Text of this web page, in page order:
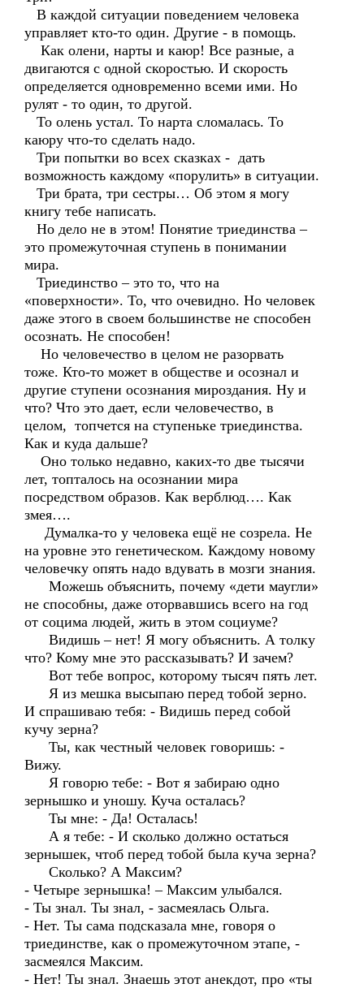
В каждой ситуации поведением человека
управляет кто-то один. Другие - в помощь.
Как олени, нарты и каюр! Все разные, а
двигаются с одной скоростью. И скорость
определяется одновременно всеми ими. Но
рулят - то один, то другой.
То олень устал. То нарта сломалась. То
каюру что-то сделать надо.
Три попытки во всех сказках - дать
возможность каждому «порулить» в ситуации.
Три брата, три сестры… Об этом я могу
книгу тебе написать.
Но дело не в этом! Понятие триединства –
это промежуточная ступень в понимании
мира.
Триединство – это то, что на
«поверхности». То, что очевидно. Но человек
даже этого в своем большинстве не способен
осознать. Не способен!
Но человечество в целом не разорвать
тоже. Кто-то может в обществе и осознал и
другие ступени осознания мироздания. Ну и
что? Что это дает, если человечество, в
целом, топчется на ступеньке триединства.
Как и куда дальше?
Оно только недавно, каких-то две тысячи
лет, топталось на осознании мира
посредством образов. Как верблюд…. Как
змея….
Думалка-то у человека ещё не созрела. Не
на уровне это генетическом. Каждому новому
человечку опять надо вдувать в мозги знания.
Можешь объяснить, почему «дети маугли»
не способны, даже оторвавшись всего на год
от социма людей, жить в этом социуме?
Видишь – нет! Я могу объяснить. А толку
что? Кому мне это рассказывать? И зачем?
Вот тебе вопрос, которому тысяч пять лет.
Я из мешка высыпаю перед тобой зерно.
И спрашиваю тебя: - Видишь перед собой
кучу зерна?
Ты, как честный человек говоришь: -
Вижу.
Я говорю тебе: - Вот я забираю одно
зернышко и уношу. Куча осталась?
Ты мне: - Да! Осталась!
А я тебе: - И сколько должно остаться
зернышек, чтоб перед тобой была куча зерна?
Сколько? А Максим?
- Четыре зернышка! – Максим улыбался.
- Ты знал. Ты знал, - засмеялась Ольга.
- Нет. Ты сама подсказала мне, говоря о
триединстве, как о промежуточном этапе, -
засмеялся Максим.
- Нет! Ты знал. Знаешь этот анекдот, про «ты